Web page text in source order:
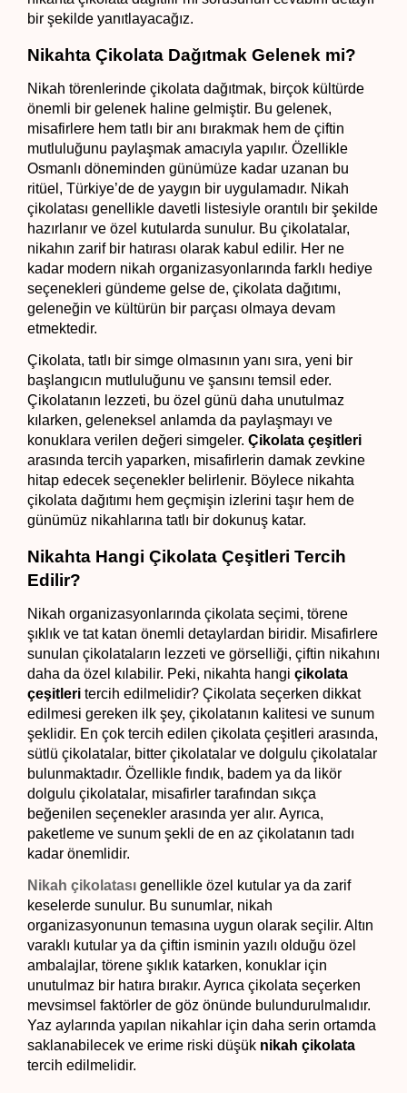
bir şekilde yanıtlayacağız.
Nikahta Çikolata Dağıtmak Gelenek mi?
Nikah törenlerinde çikolata dağıtmak, birçok kültürde
önemli bir gelenek haline gelmiştir. Bu gelenek,
misafirlere hem tatlı bir anı bırakmak hem de çiftin
mutluluğunu paylaşmak amacıyla yapılır. Özellikle
Osmanlı döneminden günümüze kadar uzanan bu
ritüel, Türkiye’de de yaygın bir uygulamadır. Nikah
çikolatası genellikle davetli listesiyle orantılı bir şekilde
hazırlanır ve özel kutularda sunulur. Bu çikolatalar,
nikahın zarif bir hatırası olarak kabul edilir. Her ne
kadar modern nikah organizasyonlarında farklı hediye
seçenekleri gündeme gelse de, çikolata dağıtımı,
geleneğin ve kültürün bir parçası olmaya devam
etmektedir.
Çikolata, tatlı bir simge olmasının yanı sıra, yeni bir
başlangıcın mutluluğunu ve şansını temsil eder.
Çikolatanın lezzeti, bu özel günü daha unutulmaz
kılarken, geleneksel anlamda da paylaşmayı ve
konuklara verilen değeri simgeler. Çikolata çeşitleri
arasında tercih yaparken, misafirlerin damak zevkine
hitap edecek seçenekler belirlenir. Böylece nikahta
çikolata dağıtımı hem geçmişin izlerini taşır hem de
günümüz nikahlarına tatlı bir dokunuş katar.
Nikahta Hangi Çikolata Çeşitleri Tercih
Edilir?
Nikah organizasyonlarında çikolata seçimi, törene
şıklık ve tat katan önemli detaylardan biridir. Misafirlere
sunulan çikolataların lezzeti ve görselliği, çiftin nikahını
daha da özel kılabilir. Peki, nikahta hangi çikolata
çeşitleri tercih edilmelidir? Çikolata seçerken dikkat
edilmesi gereken ilk şey, çikolatanın kalitesi ve sunum
şeklidir. En çok tercih edilen çikolata çeşitleri arasında,
sütlü çikolatalar, bitter çikolatalar ve dolgulu çikolatalar
bulunmaktadır. Özellikle fındık, badem ya da likör
dolgulu çikolatalar, misafirler tarafından sıkça
beğenilen seçenekler arasında yer alır. Ayrıca,
paketleme ve sunum şekli de en az çikolatanın tadı
kadar önemlidir.
Nikah çikolatası genellikle özel kutular ya da zarif
keselerde sunulur. Bu sunumlar, nikah
organizasyonunun temasına uygun olarak seçilir. Altın
varaklı kutular ya da çiftin isminin yazılı olduğu özel
ambalajlar, törene şıklık katarken, konuklar için
unutulmaz bir hatıra bırakır. Ayrıca çikolata seçerken
mevsimsel faktörler de göz önünde bulundurulmalıdır.
Yaz aylarında yapılan nikahlar için daha serin ortamda
saklanabilecek ve erime riski düşük nikah çikolata
tercih edilmelidir.